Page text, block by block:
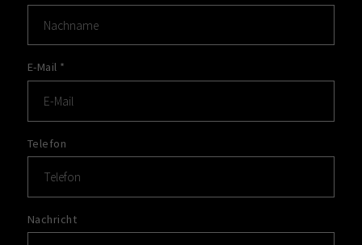
E-Mail *
Telefon
Nachricht